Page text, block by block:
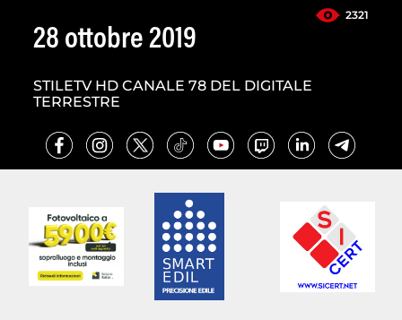
2321
28 ottobre 2019
STILETV HD CANALE 78 DEL DIGITALE
TERRESTRE